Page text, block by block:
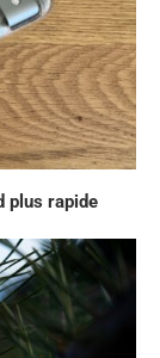
plus rapide